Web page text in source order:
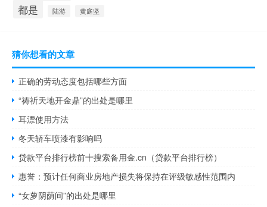
都是 陆游 黄庭坚
猜你想看的文章
正确的劳动态度包括哪些方面
“祷祈天地开金鼎”的出处是哪里
耳漂使用方法
冬天轿车喷漆有影响吗
贷款平台排行榜前十搜索备用金.cn（贷款平台排行榜）
惠誉：预计任何商业房地产损失将保持在评级敏感性范围内
“女萝阴荫间”的出处是哪里